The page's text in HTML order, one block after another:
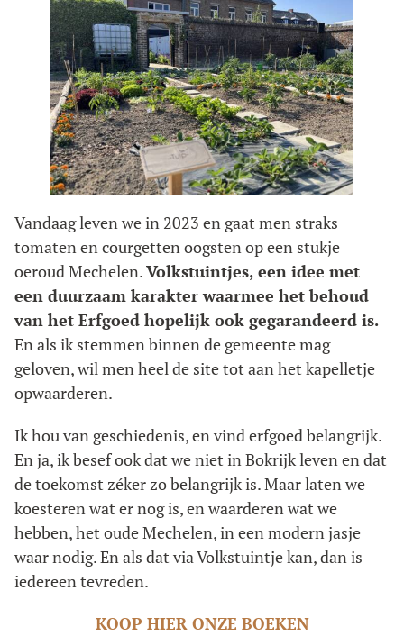
Vandaag leven we in 2023 en gaat men straks
tomaten en courgetten oogsten op een stukje
oeroud Mechelen.Volkstuintjes, een idee met
een duurzaam karakter waarmee het behoud
van het Erfgoed hopelijk ook gegarandeerd is.
En als ik stemmen binnen de gemeente mag
geloven, wil men heel de site tot aan het kapelletje
opwaarderen.
Ik hou van geschiedenis, en vind erfgoed belangrijk.
En ja, ik besef ook dat we niet in Bokrijk leven en dat
de toekomst zéker zo belangrijk is. Maar laten we
koesteren wat er nog is, en waarderen wat we
hebben, het oude Mechelen, in een modern jasje
waar nodig. En als dat via Volkstuintje kan, dan is
iedereen tevreden.
KOOP HIER ONZE BOEKEN